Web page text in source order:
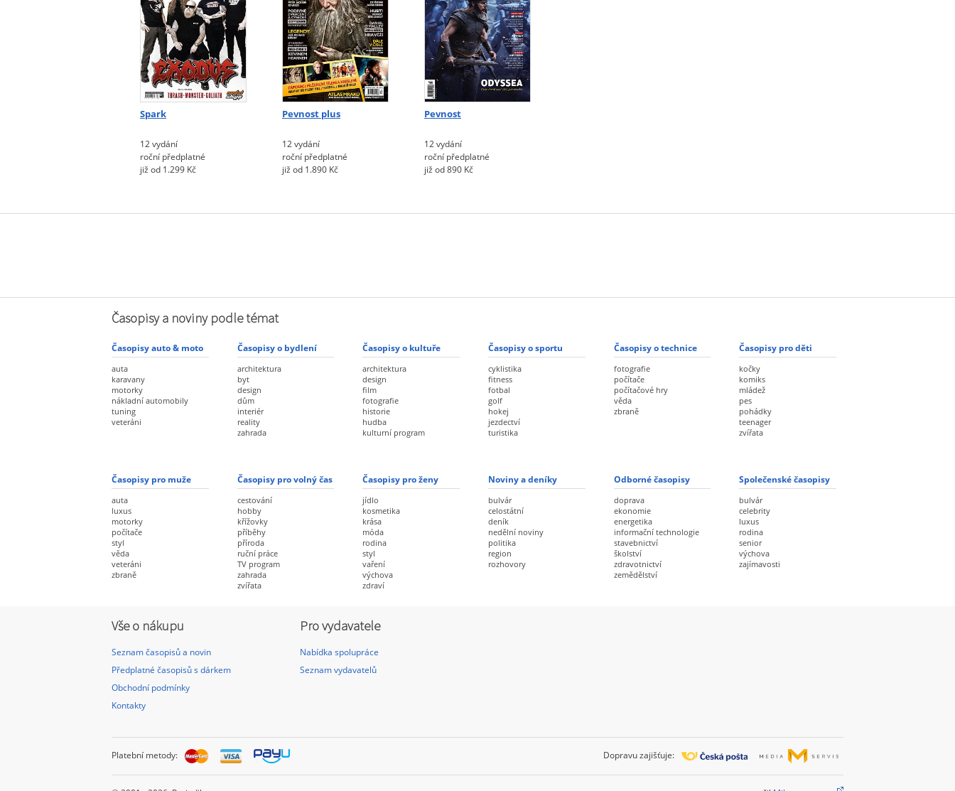
Spark
12 vydání
roční předplatné
již od 1.299 Kč
Pevnost plus
12 vydání
roční předplatné
již od 1.890 Kč
Pevnost
12 vydání
roční předplatné
již od 890 Kč
Časopisy a noviny podle témat
Časopisy auto & moto
auta
karavany
motorky
nákladní automobily
tuning
veteráni
Časopisy o bydlení
architektura
byt
design
dům
interiér
reality
zahrada
Časopisy o kultuře
architektura
design
film
fotografie
historie
hudba
kulturní program
Časopisy o sportu
cyklistika
fitness
fotbal
golf
hokej
jezdectví
turistika
Časopisy o technice
fotografie
počítače
počítačové hry
věda
zbraně
Časopisy pro děti
kočky
komiks
mládež
pes
pohádky
teenager
zvířata
Časopisy pro muže
auta
luxus
motorky
počítače
styl
věda
veteráni
zbraně
Časopisy pro volný čas
cestování
hobby
křížovky
příběhy
příroda
ruční práce
TV program
zahrada
zvířata
Časopisy pro ženy
jídlo
kosmetika
krása
móda
rodina
styl
vaření
výchova
zdraví
Noviny a deníky
bulvár
celostátní
deník
nedělní noviny
politika
region
rozhovory
Odborné časopisy
doprava
ekonomie
energetika
informační technologie
stavebnictví
školství
zdravotnictví
zemědělství
Společenské časopisy
bulvár
celebrity
luxus
rodina
senior
výchova
zajímavosti
Vše o nákupu
Seznam časopisů a novin
Předplatné časopisů s dárkem
Obchodní podmínky
Kontakty
Pro vydavatele
Nabídka spolupráce
Seznam vydavatelů
Platební metody: Dopravu zajišťuje: